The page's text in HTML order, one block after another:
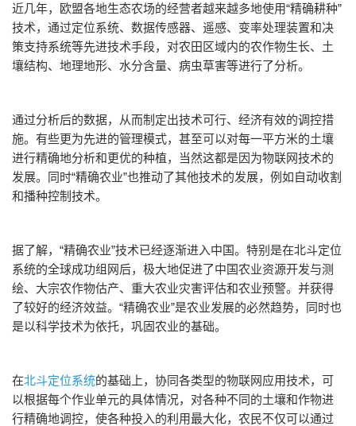
近几年，欧盟各地生态农场的经营者越来越多地使用“精确耕种”
技术，通过定位系统、数据传感器、遥感、变率处理装置和决
策支持系统等先进技术手段，对农田区域内的农作物生长、土
壤结构、地理地形、水分含量、病虫草害等进行了分析。
通过分析后的数据，从而制定出技术可行、经济有效的调控措
施。有些更为先进的管理模式，甚至可以对每一平方米的土壤
进行精确地分析和更优的种植，当然这都是因为物联网技术的
发展。同时“精确农业”也推动了其他技术的发展，例如自动收割
和播种控制技术。
据了解，“精确农业”技术已经逐渐进入中国。特别是在北斗定位
系统的全球成功组网后，极大地促进了中国农业资源开发与测
绘、大宗农作物估产、重大农业灾害评估和农业预警。并获得
了较好的经济效益。“精确农业”是农业发展的必然趋势，同时也
是以科学技术为依托，巩固农业的基础。
在北斗定位系统的基础上，协同各类型的物联网应用技术，可
以根据每个作业单元的具体情况，对各种不同的土壤和作物进
行精确地调控，使各种投入的利用最大化，农民不仅可以通过